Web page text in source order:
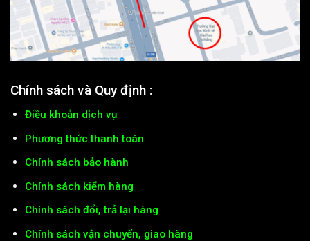
Chính sách và Quy định :
Điều khoản dịch vụ
Phương thức thanh toán
Chính sách bảo hành
Chính sách kiểm hàng
Chính sách đổi, trả lại hàng
Chính sách vận chuyển, giao hàng